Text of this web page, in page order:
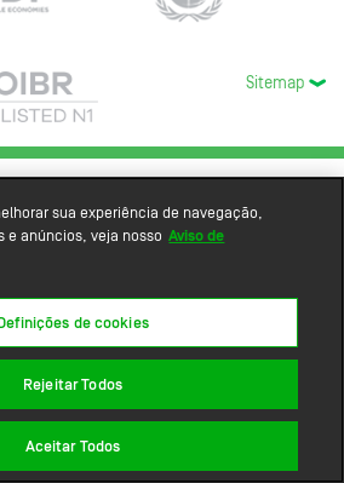
Sitemap
sua experiência de navegação,
e anúncios, veja nosso Aviso de
de cookies
Rejeitar Todos
Aceitar Todos